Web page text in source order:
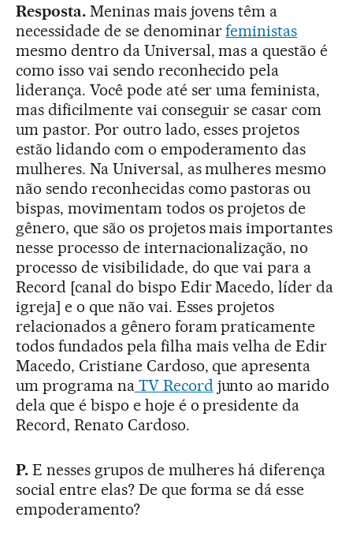
Resposta.Meninas mais jovens têm a
necessidade de se denominarfeministas
mesmo dentro da Universal, mas a questão é
como isso vai sendo reconhecido pela
liderança. Você pode até ser uma feminista,
mas dificilmente vai conseguir se casar com
um pastor. Por outro lado, esses projetos
estão lidando com o empoderamento das
mulheres. Na Universal, as mulheres mesmo
não sendo reconhecidas como pastoras ou
bispas, movimentam todos os projetos de
gênero, que são os projetos mais importantes
nesse processo de internacionalização, no
processo de visibilidade, do que vai para a
Record [canal do bispo Edir Macedo, líder da
igreja] e o que não vai. Esses projetos
relacionados a gênero foram praticamente
todos fundados pela filha mais velha de Edir
Macedo, Cristiane Cardoso, que apresenta
um programa naTV Recordjunto ao marido
dela que é bispo e hoje é o presidente da
Record, Renato Cardoso.
P.E nesses grupos de mulheres há diferença
social entre elas? De que forma se dá esse
empoderamento?